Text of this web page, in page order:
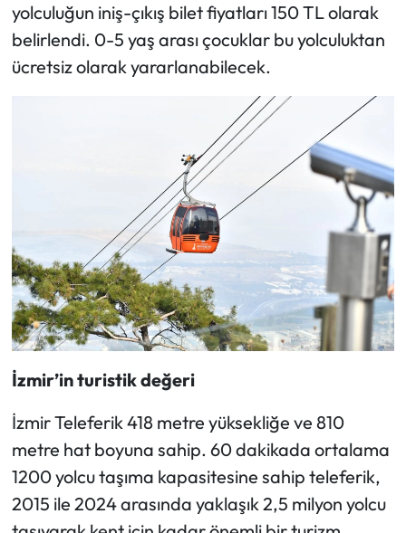
yolculuğun iniş-çıkış bilet fiyatları 150 TL olarak
belirlendi. 0-5 yaş arası çocuklar bu yolculuktan
ücretsiz olarak yararlanabilecek.
İzmir’in turistik değeri
İzmir Teleferik 418 metre yüksekliğe ve 810
metre hat boyuna sahip. 60 dakikada ortalama
1200 yolcu taşıma kapasitesine sahip teleferik,
2015 ile 2024 arasında yaklaşık 2,5 milyon yolcu